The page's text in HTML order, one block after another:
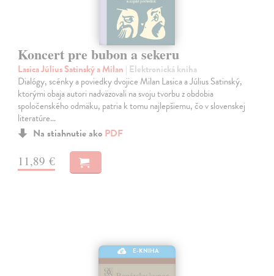
Koncert pre bubon a sekeru
Lasica Július Satinský a Milan | Elektronická kniha
Dialógy, scénky a poviedky dvojice Milan Lasica a Július Satinský,
ktorými obaja autori nadväzovali na svoju tvorbu z obdobia
spoločenského odmäku, patria k tomu najlepšiemu, čo v slovenskej
literatúre…
Na stiahnutie ako PDF
11,89 €
E-KNIHA